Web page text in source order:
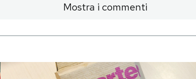
Mostra i commenti